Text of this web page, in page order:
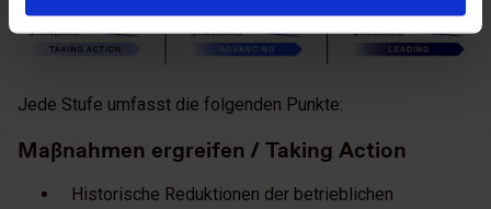
Jede Stufe umfasst die folgenden Punkte:
Maßnahmen ergreifen / Taking Action
Historische Reduktionen der betrieblichen